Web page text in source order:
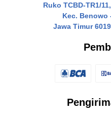
Ruko TCBD-TR1/
Kec. Benowo
Jawa Timur